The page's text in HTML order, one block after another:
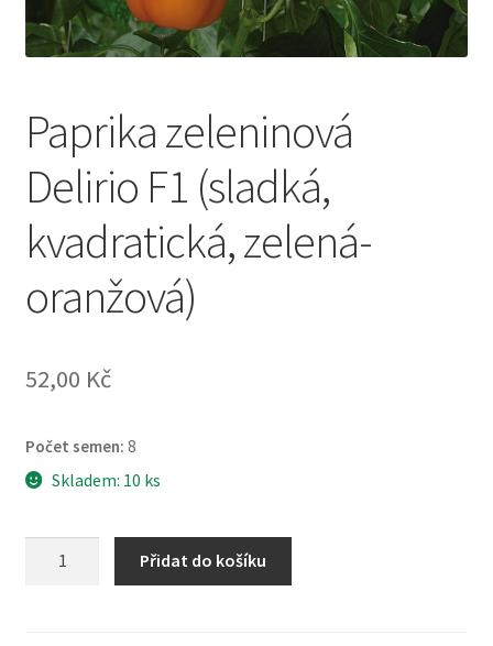
Paprika zeleninová
Delirio F1 (sladká,
kvadratická, zelená-
oranžová)
52,00 Kč
Počet semen: 8
Skladem: 10 ks
Přidat do košíku